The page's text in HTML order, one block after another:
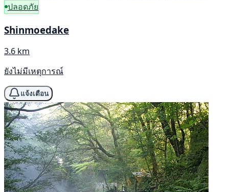
ปลอดภัย
Shinmoedake
3.6 km
ยังไม่มีเหตุการณ์
แจ้งเตือน